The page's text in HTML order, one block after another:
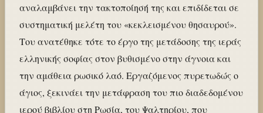
αναλαμβάνει την τακτοποίησή της και επιδίδεται σε
συστηματική μελέτη του «κεκλεισμένου θησαυρού».
Του ανατέθηκε τότε το έργο της μετάδοσης της ιεράς
ελληνικής σοφίας στον βυθισμένο στην άγνοια και
την αμάθεια ρωσικό λαό. Εργαζόμενος πυρετωδώς ο
άγιος, ξεκινάει την μετάφραση του πιο διαδεδομένου
ιερού βιβλίου στη Ρωσία, του Ψαλτηρίου, που